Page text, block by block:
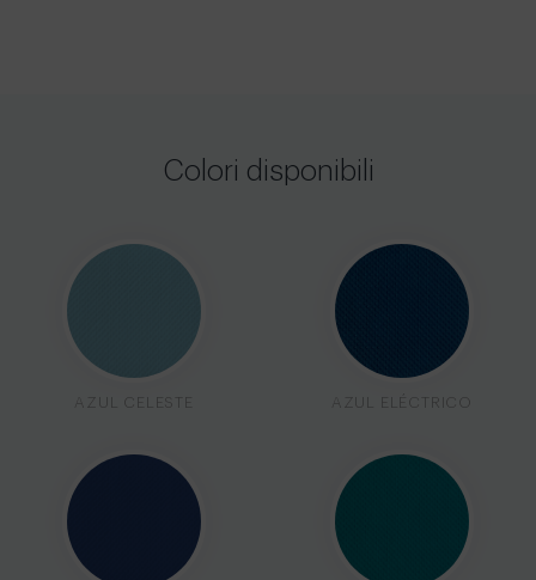
Colori disponibili
AZUL CELESTE AZUL ELÉCTRICO